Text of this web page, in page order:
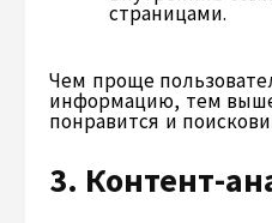
страницами.
Чем проще
информацию, тем
понравится и
3. Контент-